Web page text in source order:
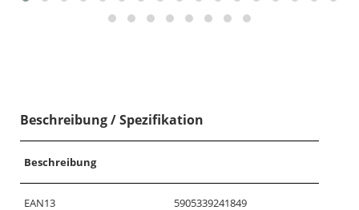
Beschreibung / Spezifikation
Beschreibung
EAN13 5905339241849